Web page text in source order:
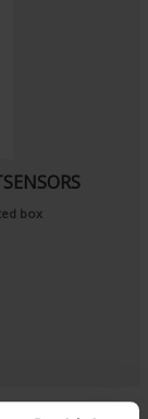
box